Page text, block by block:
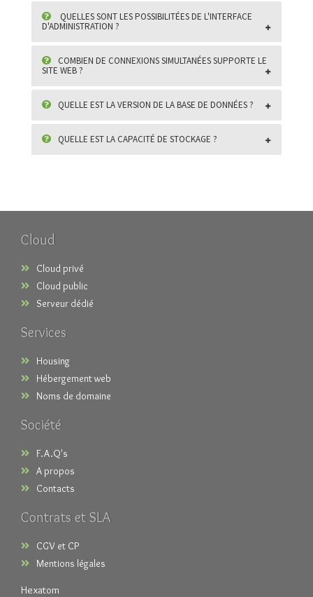
QUELLES SONT LES POSSIBILITÉES DE L'INTERFACE
D'ADMINISTRATION ?
COMBIEN DE CONNEXIONS SIMULTANÉES SUPPORTE LE
SITE WEB ?
QUELLE EST LA VERSION DE LA BASE DE DONNÉES ?
QUELLE EST LA CAPACITÉ DE STOCKAGE ?
Cloud
Cloud privé
Cloud public
Serveur dédié
Services
Housing
Hébergement web
Noms de domaine
Société
F.A.Q's
A propos
Contacts
Contrats et SLA
CGV et CP
Mentions légales
Hexatom